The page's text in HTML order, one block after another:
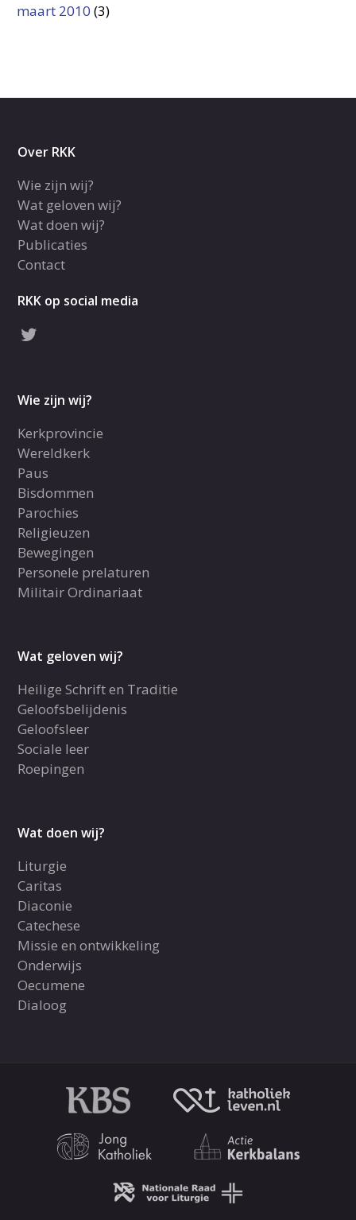
maart 2010 (3)
Over RKK
Wie zijn wij?
Wat geloven wij?
Wat doen wij?
Publicaties
Contact
RKK op social media
Wie zijn wij?
Kerkprovincie
Wereldkerk
Paus
Bisdommen
Parochies
Religieuzen
Bewegingen
Personele prelaturen
Militair Ordinariaat
Wat geloven wij?
Heilige Schrift en Traditie
Geloofsbelijdenis
Geloofsleer
Sociale leer
Roepingen
Wat doen wij?
Liturgie
Caritas
Diaconie
Catechese
Missie en ontwikkeling
Onderwijs
Oecumene
Dialoog